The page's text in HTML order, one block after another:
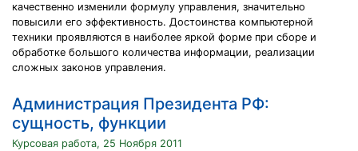
качественно изменили формулу управления, значительно
повысили его эффективность. Достоинства компьютерной
техники проявляются в наиболее яркой форме при сборе и
обработке большого количества информации, реализации
сложных законов управления.
Администрация Президента РФ:
сущность, функции
Курсовая работа, 25 Ноября 2011